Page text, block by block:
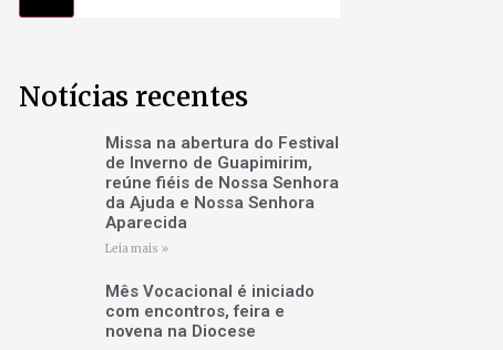
Notícias recentes
Missa na abertura do Festival
de Inverno de Guapimirim,
reúne fiéis de Nossa Senhora
da Ajuda e Nossa Senhora
Aparecida
Leia mais »
Mês Vocacional é iniciado
com encontros, feira e
novena na Diocese